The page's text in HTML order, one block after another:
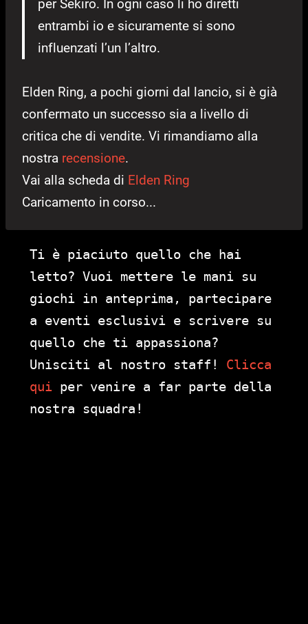
per Sekiro. In ogni caso li ho diretti
entrambi io e sicuramente si sono
influenzati l’un l’altro.
Elden Ring, a pochi giorni dal lancio, si è già
confermato un successo sia a livello di
critica che di vendite. Vi rimandiamo alla
nostra recensione.
Vai alla scheda di Elden Ring
Caricamento in corso...
Ti è piaciuto quello che hai
letto? Vuoi mettere le mani su
giochi in anteprima, partecipare
a eventi esclusivi e scrivere su
quello che ti appassiona?
Unisciti al nostro staff! Clicca
qui per venire a far parte della
nostra squadra!